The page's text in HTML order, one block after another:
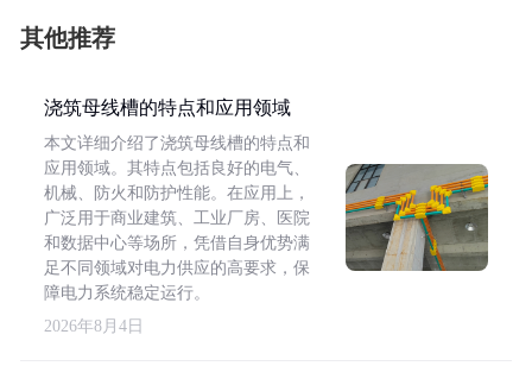
其他推荐
浇筑母线槽的特点和应用领域
本文详细介绍了浇筑母线槽的特点和
应用领域。其特点包括良好的电气、
机械、防火和防护性能。在应用上，
广泛用于商业建筑、工业厂房、医院
和数据中心等场所，凭借自身优势满
足不同领域对电力供应的高要求，保
障电力系统稳定运行。
2026年8月4日